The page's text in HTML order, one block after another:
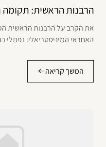
הרבנות הראשית: תקומה
את הקרב על הרבנות הראשית
האחראי המיניסטריאלי: נפתלי
המשך קריאה